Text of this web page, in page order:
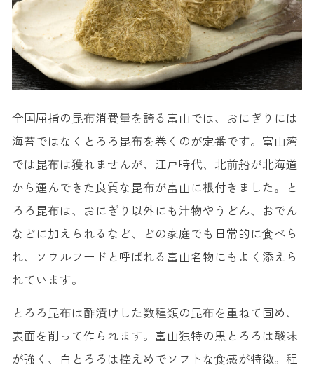
全国屈指の昆布消費量を誇る富山では、おにぎりには
海苔ではなくとろろ昆布を巻くのが定番です。富山湾
では昆布は獲れませんが、江戸時代、北前船が北海道
から運んできた良質な昆布が富山に根付きました。と
ろろ昆布は、おにぎり以外にも汁物やうどん、おでん
などに加えられるなど、どの家庭でも日常的に食べら
れ、ソウルフードと呼ばれる富山名物にもよく添えら
れています。
とろろ昆布は酢漬けした数種類の昆布を重ねて固め、
表面を削って作られます。富山独特の黒とろろは酸味
が強く、白とろろは控えめでソフトな食感が特徴。程